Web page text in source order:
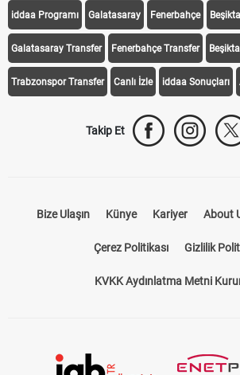
iddaa Programı Galatasaray Fenerbahçe
Galatasaray Transfer Fenerbahçe Transfer
Trabzonspor Transfer Canlı İzle iddaa Sonuçları
Takip Et
Bize Ulaşın Künye Kariyer About
Çerez Politikası Gizlilik
KVKK Aydınlatma Metni